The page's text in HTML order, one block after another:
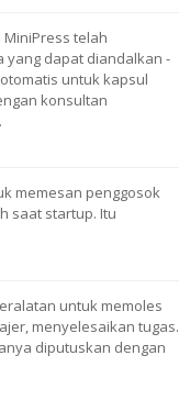
telah
yang dapat diandalkan -
untuk kapsul
konsultan
memesan penggosok
saat startup. Itu
untuk memoles
menyelesaikan tugas.
diputuskan dengan